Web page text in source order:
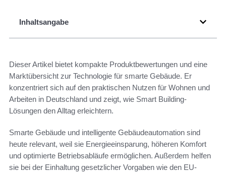
Inhaltsangabe
Dieser Artikel bietet kompakte Produktbewertungen und eine
Marktübersicht zur Technologie für smarte Gebäude. Er
konzentriert sich auf den praktischen Nutzen für Wohnen und
Arbeiten in Deutschland und zeigt, wie Smart Building-
Lösungen den Alltag erleichtern.
Smarte Gebäude und intelligente Gebäudeautomation sind
heute relevant, weil sie Energieeinsparung, höheren Komfort
und optimierte Betriebsabläufe ermöglichen. Außerdem helfen
sie bei der Einhaltung gesetzlicher Vorgaben wie den EU-